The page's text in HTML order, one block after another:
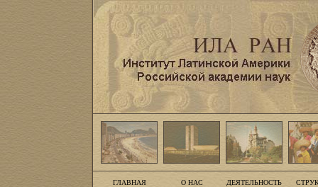
ГЛАВНАЯ О НАС ДЕЯТЕЛЬНОСТЬ